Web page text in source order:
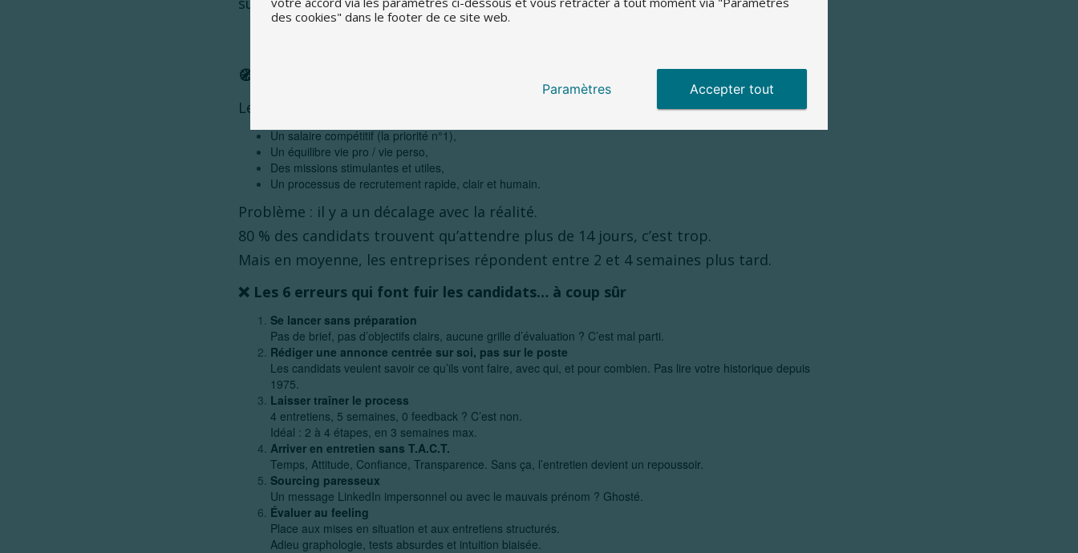
🧭
Les attentes des candidats suisses sont claires – et ne changent pas :
Un salaire compétitif (la priorité n°1),
Un équilibre vie pro / vie perso,
Des missions stimulantes et utiles,
Un processus de recrutement rapide, clair et humain.
Problème : il y a un décalage avec la réalité.
80 % des candidats trouvent qu’attendre plus de 14 jours, c’est trop.
Mais en moyenne, les entreprises répondent entre 2 et 4 semaines plus tard.
❌ Les 6 erreurs qui font fuir les candidats… à coup sûr
Se lancer sans préparation
Pas de brief, pas d’objectifs clairs, aucune grille d’évaluation ? C’est mal parti.
Rédiger une annonce centrée sur soi, pas sur le poste
Les candidats veulent savoir ce qu’ils vont faire, avec qui, et pour combien. Pas lire votre historique depuis
1975.
Laisser traîner le process
4 entretiens, 5 semaines, 0 feedback ? C’est non.
Idéal : 2 à 4 étapes, en 3 semaines max.
Arriver en entretien sans T.A.C.T.
Temps, Attitude, Confiance, Transparence. Sans ça, l’entretien devient un repoussoir.
Sourcing paresseux
Un message LinkedIn impersonnel ou avec le mauvais prénom ? Ghosté.
Évaluer au feeling
Place aux mises en situation et aux entretiens structurés.
Adieu graphologie, tests absurdes et intuition biaisée.
des cookies" dans le footer de ce site web.
Paramètres Accepter tout